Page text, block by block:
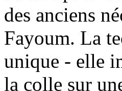
des anciens
Fayoum. La
unique - elle
la colle sur